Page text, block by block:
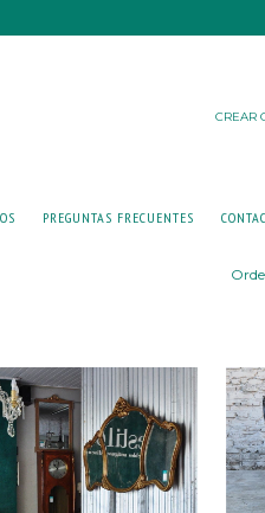
CREAR
PREGUNTAS FRECUENTES